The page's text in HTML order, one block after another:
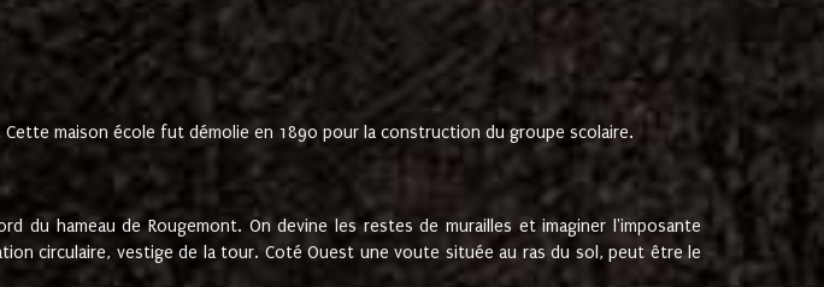
maison école fut démolie en 1890 pour la construction du groupe scolaire.
du hameau de Rougemont. On devine les restes de murailles et imaginer l'imposante
circulaire, vestige de la tour. Coté Ouest une voute située au ras du sol, peut être le